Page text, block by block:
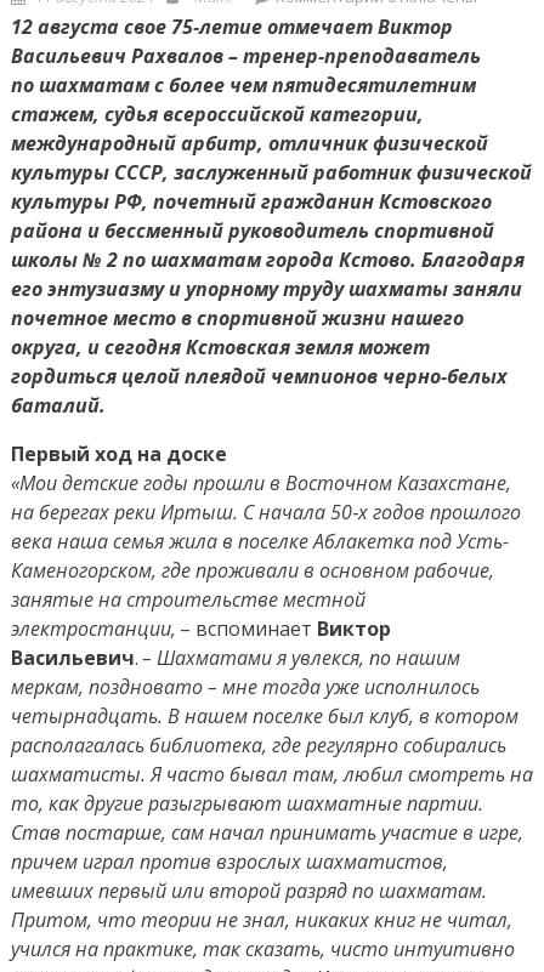
on
записи
Интуиция,
стратегия,
12 августа свое 75‑летие отмечает Виктор
Васильевич Рахвалов – тренер-преподаватель
по шахматам с более чем пятидесятилетним
стажем, судья всероссийской категории,
международный арбитр, отличник физической
культуры СССР, заслуженный работник физической
культуры РФ, почетный гражданин Кстовского
района и бессменный руководитель спортивной
школы № 2 по шахматам города Кстово. Благодаря
его энтузиазму и упорному труду шахматы заняли
почетное место в спортивной жизни нашего
округа, и сегодня Кстовская земля может
гордиться целой плеядой чемпионов черно-белых
баталий.
Первый ход на доске
«Мои детские годы прошли в Восточном Казахстане,
на берегах реки Иртыш. С начала 50‑х годов прошлого
века наша семья жила в поселке Аблакетка под Усть-
Каменогорском, где проживали в основном рабочие,
занятые на строительстве местной
электростанции, – вспоминает Виктор
Васильевич.– Шахматами я увлекся, по нашим
меркам, поздновато – мне тогда уже исполнилось
четырнадцать. В нашем поселке был клуб, в котором
располагалась библиотека, где регулярно собирались
шахматисты. Я часто бывал там, любил смотреть на
то, как другие разыгрывают шахматные партии.
Став постарше, сам начал принимать участие в игре,
причем играл против взрослых шахматистов,
имевших первый или второй разряд по шахматам.
Притом, что теории не знал, никаких книг не читал,
учился на практике, так сказать, чисто интуитивно